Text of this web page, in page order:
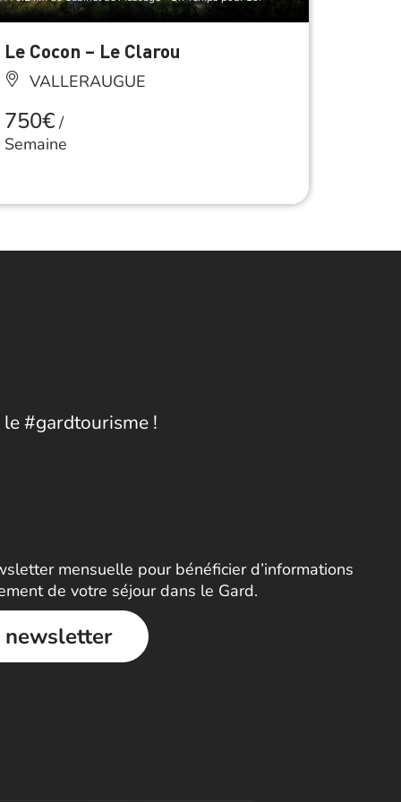
Le Cocon – Le Clarou
VALLERAUGUE
750€/
Semaine
#gardtourisme !
mensuelle pour bénéficier d’informations
de votre séjour dans le Gard.
newsletter